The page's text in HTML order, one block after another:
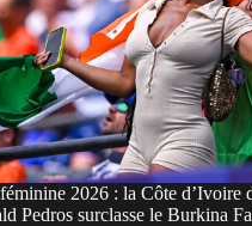
2026 : la Côte d’Ivoire
Pedros surclasse le Burkina